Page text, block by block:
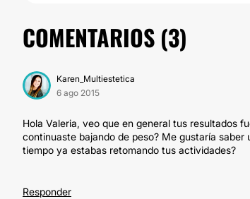
COMENTARIOS (3)
Karen_Multiestetica
6 ago 2015
Hola Valeria, veo que en general tus resultados
continuaste bajando de peso? Me gustaría
tiempo ya estabas retomando tus actividades?
Responder